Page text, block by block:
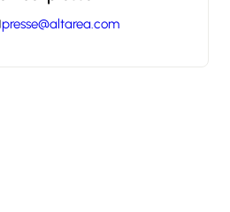
presse@altarea.com